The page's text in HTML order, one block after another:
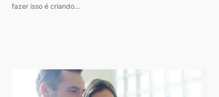
fazer isso é criando…